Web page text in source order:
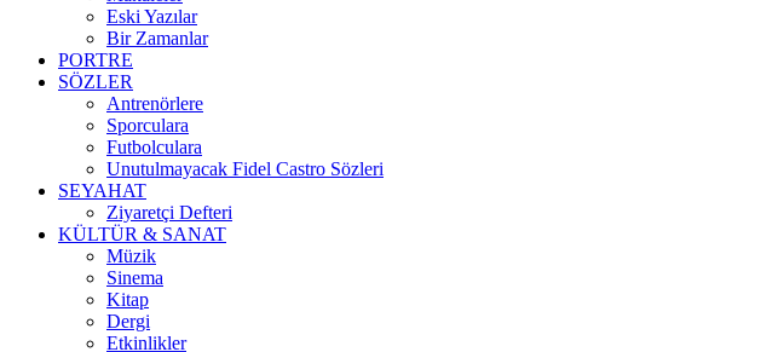
Eski Yazılar
Bir Zamanlar
PORTRE
SÖZLER
Antrenörlere
Sporculara
Futbolculara
Unutulmayacak Fidel Castro Sözleri
SEYAHAT
Ziyaretçi Defteri
KÜLTÜR & SANAT
Müzik
Sinema
Kitap
Dergi
Etkinlikler